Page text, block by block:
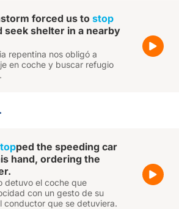
forced us to stop
seek shelter in a nearby
repentina nos obligó a
en coche y buscar refugio
ped the speeding car
hand, ordering the
detuvo el coche que
con un gesto de su
conductor que se detuviera.